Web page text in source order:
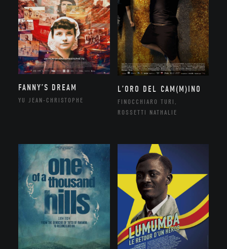
FANNY’S DREAM
YU JEAN-CHRISTOPHE
L’ORO DEL CAM(M)INO
FINOCCHIARO TURI,
ROSSETTI NATHALIE